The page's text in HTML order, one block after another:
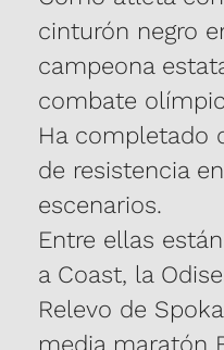
cinturón negro
campeona
combate
Ha completado
de resistencia
escenarios.
Entre ellas
a Coast, la
Relevo de
media maratón